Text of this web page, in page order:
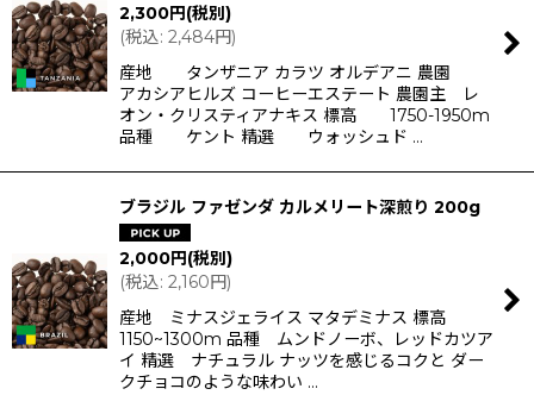
絞り込む
2,300円(税別)
(税込: 2,484円)
産地 タンザニア カラツ オルデアニ 農園
アカシアヒルズ コーヒーエステート 農園主 レ
オン・クリスティアナキス 標高 1750-1950m
品種 ケント 精選 ウォッシュド …
ブラジル ファゼンダ カルメリート深煎り 200g
2,000円(税別)
(税込: 2,160円)
産地 ミナスジェライス マタデミナス 標高
1150~1300m 品種 ムンドノーボ、レッドカツア
イ 精選 ナチュラル ナッツを感じるコクと ダー
クチョコのような味わい …